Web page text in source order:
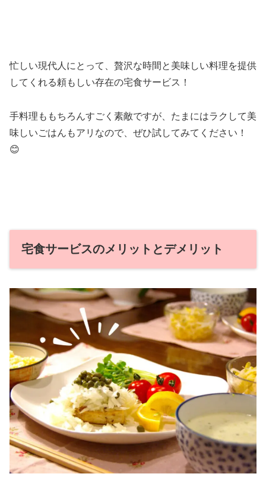
忙しい現代人にとって、贅沢な時間と美味しい料理を提供
してくれる頼もしい存在の宅食サービス！
手料理ももちろんすごく素敵ですが、たまにはラクして美
味しいごはんもアリなので、ぜひ試してみてください！
😊
宅食サービスのメリットとデメリット